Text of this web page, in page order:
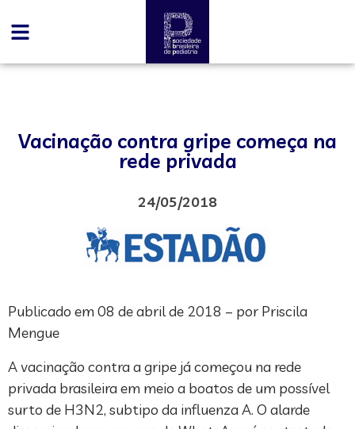
Vacinação contra gripe começa na
rede privada
24/05/2018
Publicado em 08 de abril de 2018 – por Priscila
Mengue
A vacinação contra a gripe já começou na rede
privada brasileira em meio a boatos de um possível
surto de H3N2, subtipo da influenza A. O alarde